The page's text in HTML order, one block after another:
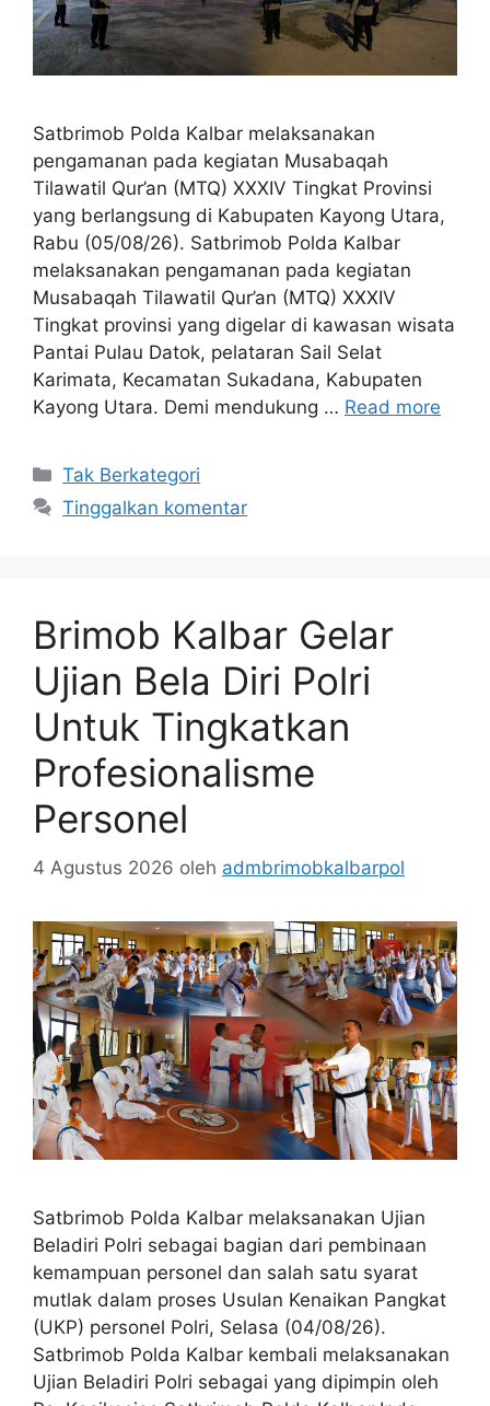
Satbrimob Polda Kalbar melaksanakan
pengamanan pada kegiatan Musabaqah
Tilawatil Qur’an (MTQ) XXXIV Tingkat Provinsi
yang berlangsung di Kabupaten Kayong Utara,
Rabu (05/08/26). Satbrimob Polda Kalbar
melaksanakan pengamanan pada kegiatan
Musabaqah Tilawatil Qur’an (MTQ) XXXIV
Tingkat provinsi yang digelar di kawasan wisata
Pantai Pulau Datok, pelataran Sail Selat
Karimata, Kecamatan Sukadana, Kabupaten
Kayong Utara. Demi mendukung … Read more
Kategori
Tak Berkategori
Tinggalkan komentar
Brimob Kalbar Gelar
Ujian Bela Diri Polri
Untuk Tingkatkan
Profesionalisme
Personel
4 Agustus 2026 oleh admbrimobkalbarpol
Satbrimob Polda Kalbar melaksanakan Ujian
Beladiri Polri sebagai bagian dari pembinaan
kemampuan personel dan salah satu syarat
mutlak dalam proses Usulan Kenaikan Pangkat
(UKP) personel Polri, Selasa (04/08/26).
Satbrimob Polda Kalbar kembali melaksanakan
Ujian Beladiri Polri sebagai yang dipimpin oleh